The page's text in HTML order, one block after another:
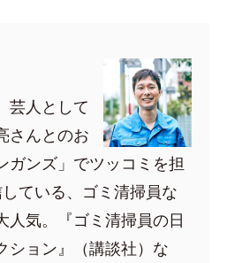
芸人として
さんとのお
ガンズ」でツッコミを担
ている、ゴミ清掃員な
人気。『ゴミ清掃員の日
ション』（講談社）な